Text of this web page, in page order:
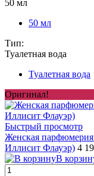
50 мл
50 мл
Тип:
Туалетная вода
Туалетная вода
Оригинал!
Быстрый просмотр
Женская
Иллисит Флауэр) 4
В